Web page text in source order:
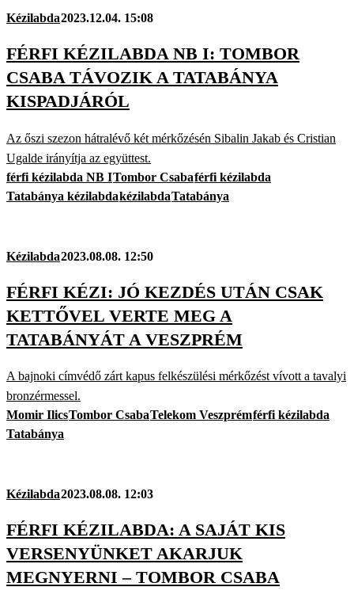
Kézilabda2023.12.04. 15:08
FÉRFI KÉZILABDA NB I: TOMBOR
CSABA TÁVOZIK A TATABÁNYA
KISPADJÁRÓL
Az őszi szezon hátralévő két mérkőzésén Sibalin Jakab és Cristian
Ugalde irányítja az együttest.
férfi kézilabda NB ITombor Csabaférfi kézilabda
Tatabánya kézilabdakézilabdaTatabánya
Kézilabda2023.08.08. 12:50
FÉRFI KÉZI: JÓ KEZDÉS UTÁN CSAK
KETTŐVEL VERTE MEG A
TATABÁNYÁT A VESZPRÉM
A bajnoki címvédő zárt kapus felkészülési mérkőzést vívott a tavalyi
bronzérmessel.
Momir IlicsTombor CsabaTelekom Veszprémférfi kézilabda
Tatabánya
Kézilabda2023.08.08. 12:03
FÉRFI KÉZILABDA: A SAJÁT KIS
VERSENYÜNKET AKARJUK
MEGNYERNI – TOMBOR CSABA